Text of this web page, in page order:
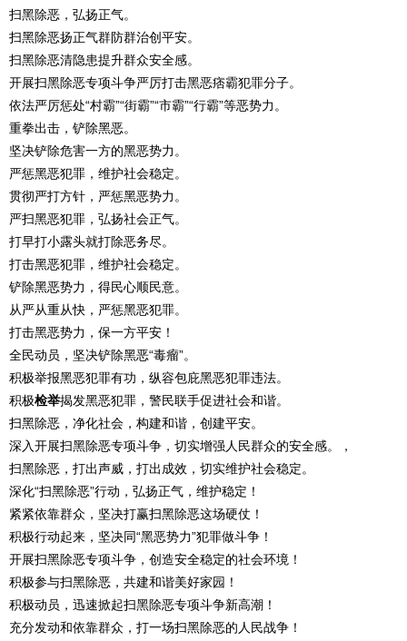
扫黑除恶，弘扬正气。
扫黑除恶扬正气群防群治创平安。
扫黑除恶清隐患提升群众安全感。
开展扫黑除恶专项斗争严厉打击黑恶痞霸犯罪分子。
依法严厉惩处“村霸”“街霸”“市霸”“行霸”等恶势力。
重拳出击，铲除黑恶。
坚决铲除危害一方的黑恶势力。
严惩黑恶犯罪，维护社会稳定。
贯彻严打方针，严惩黑恶势力。
严扫黑恶犯罪，弘扬社会正气。
打早打小露头就打除恶务尽。
打击黑恶犯罪，维护社会稳定。
铲除黑恶势力，得民心顺民意。
从严从重从快，严惩黑恶犯罪。
打击黑恶势力，保一方平安！
全民动员，坚决铲除黑恶“毒瘤”。
积极举报黑恶犯罪有功，纵容包庇黑恶犯罪违法。
积极检举揭发黑恶犯罪，警民联手促进社会和谐。
扫黑除恶，净化社会，构建和谐，创建平安。
深入开展扫黑除恶专项斗争，切实增强人民群众的安全感。，
扫黑除恶，打出声威，打出成效，切实维护社会稳定。
深化“扫黑除恶”行动，弘扬正气，维护稳定！
紧紧依靠群众，坚决打赢扫黑除恶这场硬仗！
积极行动起来，坚决同“黑恶势力”犯罪做斗争！
开展扫黑除恶专项斗争，创造安全稳定的社会环境！
积极参与扫黑除恶，共建和谐美好家园！
积极动员，迅速掀起扫黑除恶专项斗争新高潮！
充分发动和依靠群众，打一场扫黑除恶的人民战争！